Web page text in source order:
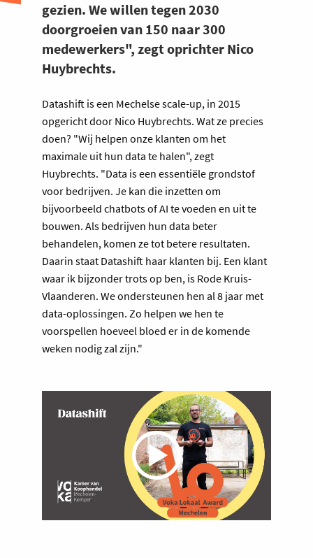
gezien. We willen tegen 2030
doorgroeien van 150 naar 300
medewerkers", zegt oprichter Nico
Huybrechts.
Datashift is een Mechelse scale-up, in 2015
opgericht door Nico Huybrechts. Wat ze precies
doen? "Wij helpen onze klanten om het
maximale uit hun data te halen", zegt
Huybrechts. "Data is een essentiële grondstof
voor bedrijven. Je kan die inzetten om
bijvoorbeeld chatbots of AI te voeden en uit te
bouwen. Als bedrijven hun data beter
behandelen, komen ze tot betere resultaten.
Daarin staat Datashift haar klanten bij. Een klant
waar ik bijzonder trots op ben, is Rode Kruis-
Vlaanderen. We ondersteunen hen al 8 jaar met
data-oplossingen. Zo helpen we hen te
voorspellen hoeveel bloed er in de komende
weken nodig zal zijn."